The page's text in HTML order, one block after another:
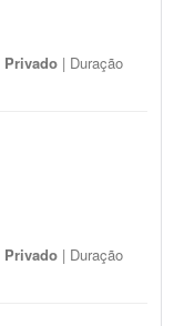
Privado | Duração
Privado | Duração